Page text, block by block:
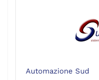
Automazione Sud